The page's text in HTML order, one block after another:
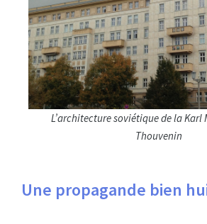
L’architecture soviétique de la Karl
Thouvenin
Une propagande bien